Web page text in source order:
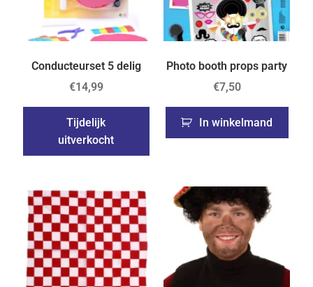
Conducteurset 5 delig
€14,99
Tijdelijk
uitverkocht
Photo booth props party
€7,50
In winkelmand